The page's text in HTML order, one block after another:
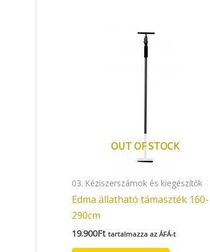
OUT OF STOCK
03. Kéziszerszámok és kiegészítők
Edma állatható támaszték 160-
290cm
19.900Ft tartalmazza az ÁFÁ-t